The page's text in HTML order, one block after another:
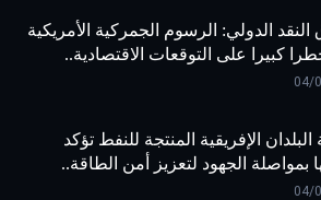
الدولي: الرسوم الجمركية الأمريكية
كبيرا على التوقعات الاقتصادية..
04/
الإفريقية المنتجة للنفط تؤكد
بمواصلة الجهود لتعزيز أمن الطاقة..
04/